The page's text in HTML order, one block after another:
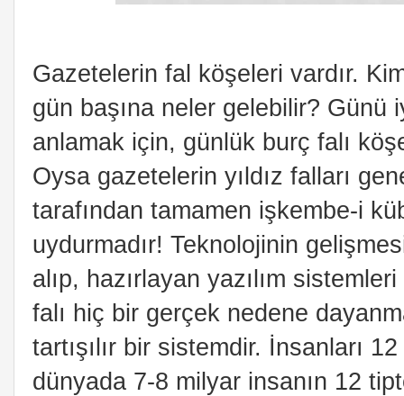
Gazetelerin fal köşeleri vardır.
gün başına neler gelebilir?
anlamak için, günlük burç falı
Oysa gazetelerin yıldız falları
tarafından tamamen işkembe-i
uydurmadır! Teknolojinin
alıp, hazırlayan yazılım
falı hiç bir gerçek nedene
tartışılır bir sistemdir. İnsanları
dünyada 7-8 milyar insanın 12